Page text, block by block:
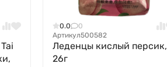
0.0
0
Артикул500582
Леденцы кислый персик,
26г